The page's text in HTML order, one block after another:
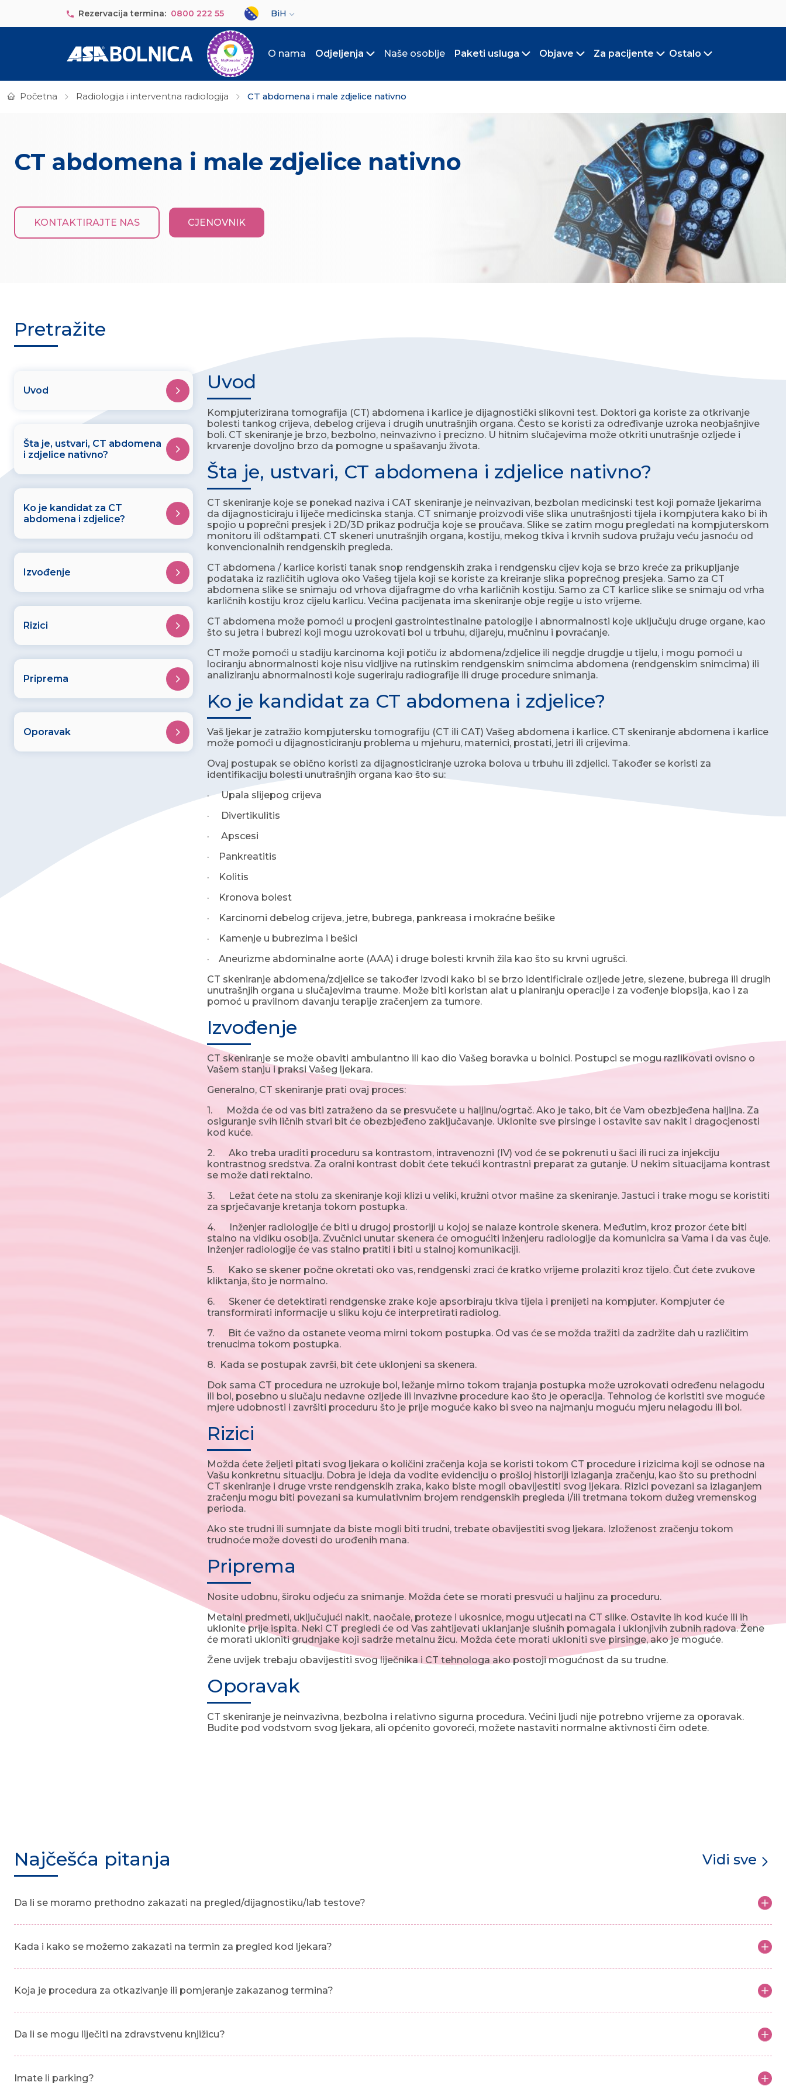
Rezervacija termina: 0800 222 55
Select your language
BiH
O nama Odjeljenja
Toggle submenu
Naše osoblje Paketi usluga
Toggle submenu
Objave
Toggle submenu
Za pacijente
Toggle submenu
Ostalo
Toggle
Početna Radiologija i interventna radiologija CT abdomena i male zdjelice nativno
CT abdomena i male zdjelice nativno
KONTAKTIRAJTE NAS CJENOVNIK
Pretražite
Uvod
Šta je, ustvari, CT abdomena
i zdjelice nativno?
Ko je kandidat za CT
abdomena i zdjelice?
Izvođenje
Rizici
Priprema
Oporavak
Uvod
Kompjuterizirana tomografija (CT) abdomena i karlice je dijagnostički slikovni test. Doktori ga koriste za otkrivanje
bolesti tankog crijeva, debelog crijeva i drugih unutrašnjih organa. Često se koristi za određivanje uzroka neobjašnjive
boli. CT skeniranje je brzo, bezbolno, neinvazivno i precizno. U hitnim slučajevima može otkriti unutrašnje ozljede i
krvarenje dovoljno brzo da pomogne u spašavanju života.
Šta je, ustvari, CT abdomena i zdjelice nativno?
CT skeniranje koje se ponekad naziva i CAT skeniranje je neinvazivan, bezbolan medicinski test koji pomaže ljekarima
da dijagnosticiraju i liječe medicinska stanja. CT snimanje proizvodi više slika unutrašnjosti tijela i kompjutera kako bi ih
spojio u poprečni presjek i 2D/3D prikaz područja koje se proučava. Slike se zatim mogu pregledati na kompjuterskom
monitoru ili odštampati. CT skeneri unutrašnjih organa, kostiju, mekog tkiva i krvnih sudova pružaju veću jasnoću od
konvencionalnih rendgenskih pregleda.
CT abdomena / karlice koristi tanak snop rendgenskih zraka i rendgensku cijev koja se brzo kreće za prikupljanje
podataka iz različitih uglova oko Vašeg tijela koji se koriste za kreiranje slika poprečnog presjeka. Samo za CT
abdomena slike se snimaju od vrhova dijafragme do vrha karličnih kostiju. Samo za CT karlice slike se snimaju od vrha
karličnih kostiju kroz cijelu karlicu. Većina pacijenata ima skeniranje obje regije u isto vrijeme.
CT abdomena može pomoći u procjeni gastrointestinalne patologije i abnormalnosti koje uključuju druge organe, kao
što su jetra i bubrezi koji mogu uzrokovati bol u trbuhu, dijareju, mučninu i povraćanje.
CT može pomoći u stadiju karcinoma koji potiču iz abdomena/zdjelice ili negdje drugdje u tijelu, i mogu pomoći u
lociranju abnormalnosti koje nisu vidljive na rutinskim rendgenskim snimcima abdomena (rendgenskim snimcima) ili
analiziranju abnormalnosti koje sugeriraju radiografije ili druge procedure snimanja.
Ko je kandidat za CT abdomena i zdjelice?
Vaš ljekar je zatražio kompjutersku tomografiju (CT ili CAT) Vašeg abdomena i karlice. CT skeniranje abdomena i karlice
može pomoći u dijagnosticiranju problema u mjehuru, maternici, prostati, jetri ili crijevima.
Ovaj postupak se obično koristi za dijagnosticiranje uzroka bolova u trbuhu ili zdjelici. Također se koristi za
identifikaciju bolesti unutrašnjih organa kao što su:
· Upala slijepog crijeva
· Divertikulitis
· Apscesi
· Pankreatitis
· Kolitis
· Kronova bolest
· Karcinomi debelog crijeva, jetre, bubrega, pankreasa i mokraćne bešike
· Kamenje u bubrezima i bešici
· Aneurizme abdominalne aorte (AAA) i druge bolesti krvnih žila kao što su krvni ugrušci.
CT skeniranje abdomena/zdjelice se također izvodi kako bi se brzo identificirale ozljede jetre, slezene, bubrega ili drugih
unutrašnjih organa u slučajevima traume. Može biti koristan alat u planiranju operacije i za vođenje biopsija, kao i za
pomoć u pravilnom davanju terapije zračenjem za tumore.
Izvođenje
CT skeniranje se može obaviti ambulantno ili kao dio Vašeg boravka u bolnici. Postupci se mogu razlikovati ovisno o
Vašem stanju i praksi Vašeg ljekara.
Generalno, CT skeniranje prati ovaj proces:
1. Možda će od vas biti zatraženo da se presvučete u haljinu/ogrtač. Ako je tako, bit će Vam obezbjeđena haljina. Za
osiguranje svih ličnih stvari bit će obezbjeđeno zaključavanje. Uklonite sve pirsinge i ostavite sav nakit i dragocjenosti
kod kuće.
2. Ako treba uraditi proceduru sa kontrastom, intravenozni (IV) vod će se pokrenuti u šaci ili ruci za injekciju
kontrastnog sredstva. Za oralni kontrast dobit ćete tekući kontrastni preparat za gutanje. U nekim situacijama kontrast
se može dati rektalno.
3. Ležat ćete na stolu za skeniranje koji klizi u veliki, kružni otvor mašine za skeniranje. Jastuci i trake mogu se koristiti
za sprječavanje kretanja tokom postupka.
4. Inženjer radiologije će biti u drugoj prostoriji u kojoj se nalaze kontrole skenera. Međutim, kroz prozor ćete biti
stalno na vidiku osoblja. Zvučnici unutar skenera će omogućiti inženjeru radiologije da komunicira sa Vama i da vas čuje.
Inženjer radiologije će vas stalno pratiti i biti u stalnoj komunikaciji.
5. Kako se skener počne okretati oko vas, rendgenski zraci će kratko vrijeme prolaziti kroz tijelo. Čut ćete zvukove
kliktanja, što je normalno.
6. Skener će detektirati rendgenske zrake koje apsorbiraju tkiva tijela i prenijeti na kompjuter. Kompjuter će
transformirati informacije u sliku koju će interpretirati radiolog.
7. Bit će važno da ostanete veoma mirni tokom postupka. Od vas će se možda tražiti da zadržite dah u različitim
trenucima tokom postupka.
8. Kada se postupak završi, bit ćete uklonjeni sa skenera.
Dok sama CT procedura ne uzrokuje bol, ležanje mirno tokom trajanja postupka može uzrokovati određenu nelagodu
ili bol, posebno u slučaju nedavne ozljede ili invazivne procedure kao što je operacija. Tehnolog će koristiti sve moguće
mjere udobnosti i završiti proceduru što je prije moguće kako bi sveo na najmanju moguću mjeru nelagodu ili bol.
Rizici
Možda ćete željeti pitati svog ljekara o količini zračenja koja se koristi tokom CT procedure i rizicima koji se odnose na
Vašu konkretnu situaciju. Dobra je ideja da vodite evidenciju o prošloj historiji izlaganja zračenju, kao što su prethodni
CT skeniranje i druge vrste rendgenskih zraka, kako biste mogli obavijestiti svog ljekara. Rizici povezani sa izlaganjem
zračenju mogu biti povezani sa kumulativnim brojem rendgenskih pregleda i/ili tretmana tokom dužeg vremenskog
perioda.
Ako ste trudni ili sumnjate da biste mogli biti trudni, trebate obavijestiti svog ljekara. Izloženost zračenju tokom
trudnoće može dovesti do urođenih mana.
Priprema
Nosite udobnu, široku odjeću za snimanje. Možda ćete se morati presvući u haljinu za proceduru.
Metalni predmeti, uključujući nakit, naočale, proteze i ukosnice, mogu utjecati na CT slike. Ostavite ih kod kuće ili ih
uklonite prije ispita. Neki CT pregledi će od Vas zahtijevati uklanjanje slušnih pomagala i uklonjivih zubnih radova. Žene
će morati ukloniti grudnjake koji sadrže metalnu žicu. Možda ćete morati ukloniti sve pirsinge, ako je moguće.
Žene uvijek trebaju obavijestiti svog liječnika i CT tehnologa ako postoji mogućnost da su trudne.
Oporavak
CT skeniranje je neinvazivna, bezbolna i relativno sigurna procedura. Većini ljudi nije potrebno vrijeme za oporavak.
Budite pod vodstvom svog ljekara, ali općenito govoreći, možete nastaviti normalne aktivnosti čim odete.
Najčešća pitanja Vidi sve
Da li se moramo prethodno zakazati na pregled/dijagnostiku/lab testove?
Kada i kako se možemo zakazati na termin za pregled kod ljekara?
Koja je procedura za otkazivanje ili pomjeranje zakazanog termina?
Da li se mogu liječiti na zdravstvenu knjižicu?
Imate li parking?